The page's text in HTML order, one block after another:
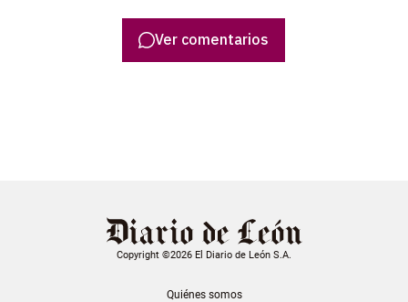
Ver comentarios
Copyright ©2026 El Diario de León S.A.
Quiénes somos